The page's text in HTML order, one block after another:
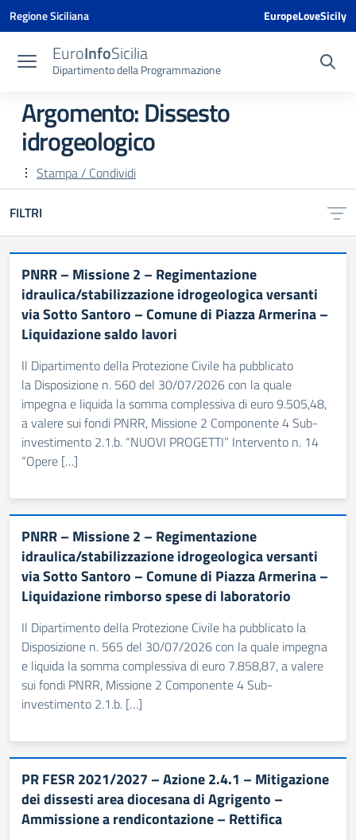
Vai ai contenuti
Vai al menu di navigazione
Vai al footer
Vai al banner delle Cookie Policy
Regione Siciliana EuropeLoveSicily
EuroInfoSicilia
Dipartimento della Programmazione
Argomento: Dissesto
idrogeologico
Stampa / Condividi
FILTRI
PNRR – Missione 2 – Regimentazione
idraulica/stabilizzazione idrogeologica versanti
via Sotto Santoro – Comune di Piazza Armerina –
Liquidazione saldo lavori
Il Dipartimento della Protezione Civile ha pubblicato
la Disposizione n. 560 del 30/07/2026 con la quale
impegna e liquida la somma complessiva di euro 9.505,48,
a valere sui fondi PNRR, Missione 2 Componente 4 Sub-
investimento 2.1.b. “NUOVI PROGETTI” Intervento n. 14
“Opere […]
PNRR – Missione 2 – Regimentazione
idraulica/stabilizzazione idrogeologica versanti
via Sotto Santoro – Comune di Piazza Armerina –
Liquidazione rimborso spese di laboratorio
Il Dipartimento della Protezione Civile ha pubblicato la
Disposizione n. 565 del 30/07/2026 con la quale impegna
e liquida la somma complessiva di euro 7.858,87, a valere
sui fondi PNRR, Missione 2 Componente 4 Sub-
investimento 2.1.b. […]
PR FESR 2021/2027 – Azione 2.4.1 – Mitigazione
dei dissesti area diocesana di Agrigento –
Ammissione a rendicontazione – Rettifica